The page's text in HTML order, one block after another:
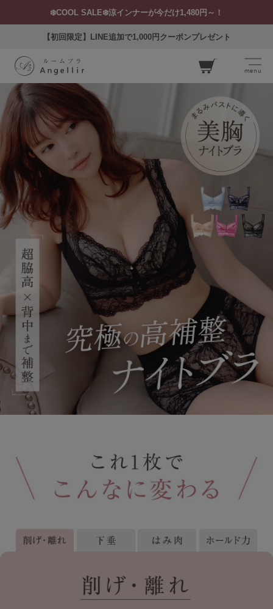
❄️COOL SALE❄️涼インナーが今だけ1,480円～！
【初回限定】LINE追加で1,000円クーポンプレゼント
カー
ト
menu
ログイン お気に入り 閲覧履歴
SEARCH
ブラジャーを探す
すべてのブラジャー
人気ランキング
ナイトブラ／夜用ブラ
デイリーブラ／日中用ブラ
カテゴリを探す
全商品一覧
ブラトップ
ブラショーツセット